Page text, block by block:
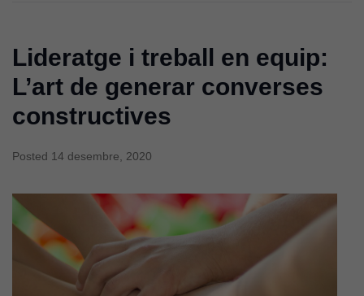
Lideratge i treball en equip:
L’art de generar converses
constructives
Posted 14 desembre, 2020